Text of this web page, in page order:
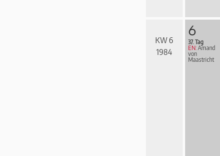
KW 6
1984
6
37. Tag
EN: Amand
von
Maastricht